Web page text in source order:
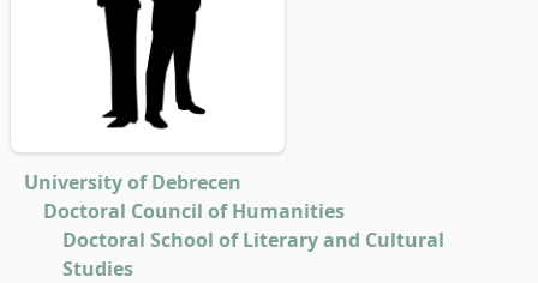
University of Debrecen
Doctoral Council of Humanities
Doctoral School of Literary and Cultural
Studies